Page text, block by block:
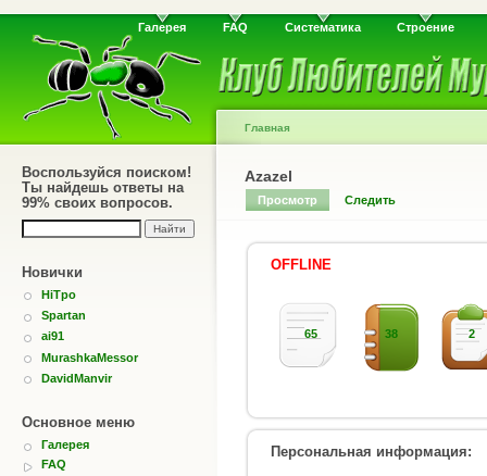
Галерея FAQ Систематика Строение
Воспользуйся поиском!
Ты найдешь ответы на
99% своих вопросов.
Новички
HiTpo
Spartan
ai91
MurashkaMessor
DavidManvir
Основное меню
Галерея
FAQ
Главная
Azazel
Просмотр Следить
OFFLINE
65 38 2
Персональная информация: